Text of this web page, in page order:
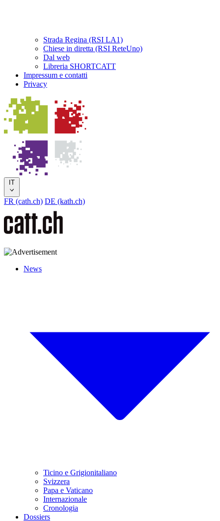
Strada Regina (RSI LA1)
Chiese in diretta (RSI ReteUno)
Dal web
Libreria SHORTCATT
Impressum e contatti
Privacy
IT
FR (cath.ch) DE (kath.ch)
News
Ticino e Grigionitaliano
Svizzera
Papa e Vaticano
Internazionale
Cronologia
Dossiers